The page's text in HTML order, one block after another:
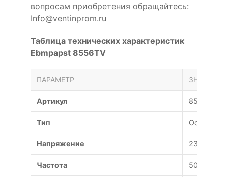
вопросам приобретения обращайтесь:
Info@ventinprom.ru
Таблица технических характеристик
Ebmpapst 8556TV
ПАРАМЕТР ЗНАЧЕНИЕ
Артикул 8556TV
Тип Осевой
Напряжение 230 В
Частота 50 Гц